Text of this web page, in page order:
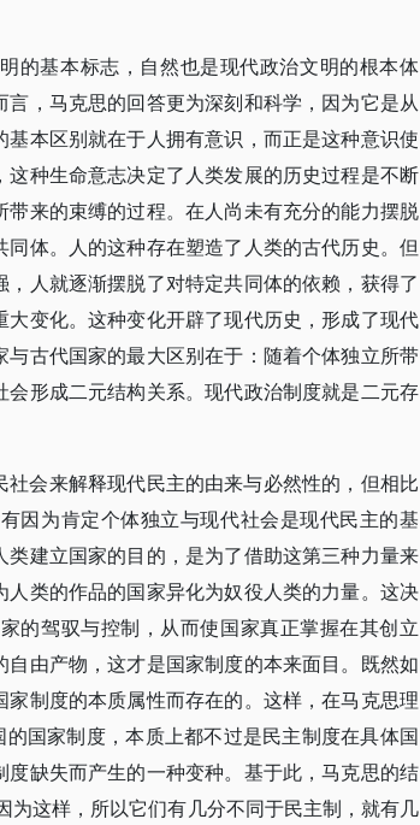
的基本标志，自然也是现代政治文明的根本体
，马克思的回答更为深刻和科学，因为它是从
本区别就在于人拥有意识，而正是这种意识使
种生命意志决定了人类发展的历史过程是不断
来的束缚的过程。在人尚未有充分的能力摆脱
体。人的这种存在塑造了人类的古代历史。但
人就逐渐摆脱了对特定共同体的依赖，获得了
变化。这种变化开辟了现代历史，形成了现代
古代国家的最大区别在于：随着个体独立所带
形成二元结构关系。现代政治制度就是二元存
会来解释现代民主的由来与必然性的，但相比
因为肯定个体独立与现代社会是现代民主的基
建立国家的目的，是为了借助这第三种力量来
类的作品的国家异化为奴役人类的力量。这决
的驾驭与控制，从而使国家真正掌握在其创立
由产物，这才是国家制度的本来面目。既然如
制度的本质属性而存在的。这样，在马克思理
国家制度，本质上都不过是民主制度在具体国
缺失而产生的一种变种。基于此，马克思的结
为这样，所以它们有几分不同于民主制，就有几